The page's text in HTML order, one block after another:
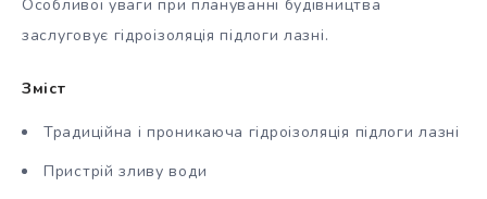
Особливої уваги при плануванні будівництва
заслуговує гідроізоляція підлоги лазні.
Зміст
Традиційна і проникаюча гідроізоляція підлоги лазні
Пристрій зливу води